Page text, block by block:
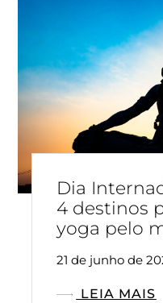
Dia
4 destinos
yoga pelo
21 de junho de
LEIA MAIS